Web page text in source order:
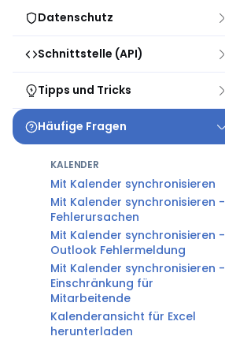
Datenschutz
Schnittstelle (API)
Tipps und Tricks
Häufige Fragen
KALENDER
Mit Kalender synchronisieren
Mit Kalender synchronisieren -
Fehlerursachen
Mit Kalender synchronisieren -
Outlook Fehlermeldung
Mit Kalender synchronisieren -
Einschränkung für
Mitarbeitende
Kalenderansicht für Excel
herunterladen